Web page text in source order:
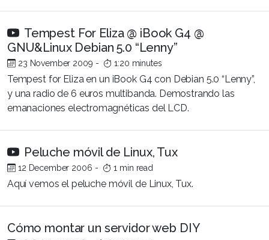
Tempest For Eliza @ iBook G4 @
GNU&Linux Debian 5.0 “Lenny”
23 November 2009 - 1:20 minutes
Tempest for Eliza en un iBook G4 con Debian 5.0 “Lenny”,
y una radio de 6 euros multibanda. Demostrando las
emanaciones electromagnéticas del LCD.
Peluche móvil de Linux, Tux
12 December 2006 - 1 min read
Aquí vemos el peluche móvil de Linux, Tux.
Cómo montar un servidor web DIY